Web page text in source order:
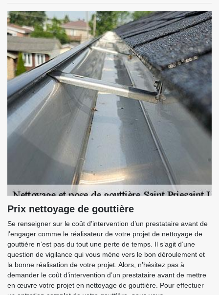
Prix nettoyage de gouttière
Se renseigner sur le coût d’intervention d’un prestataire avant de
l’engager comme le réalisateur de votre projet de nettoyage de
gouttière n’est pas du tout une perte de temps. Il s’agit d’une
question de vigilance qui vous mène vers le bon déroulement et
la bonne réalisation de votre projet. Alors, n’hésitez pas à
demander le coût d’intervention d’un prestataire avant de mettre
en œuvre votre projet en nettoyage de gouttière. Pour effectuer